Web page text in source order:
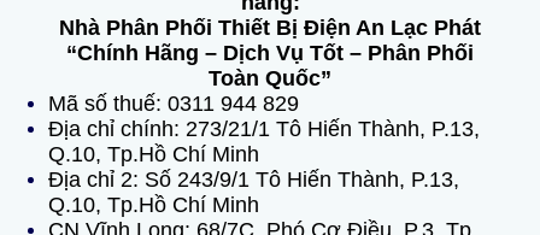
Nhà Phân Phối Thiết Bị Điện An Lạc Phát
“Chính Hãng – Dịch Vụ Tốt – Phân Phối
Toàn Quốc”
Mã số thuế: 0311 944 829
Địa chỉ chính: 273/21/1 Tô Hiến Thành, P.13,
Q.10, Tp.Hồ Chí Minh
Địa chỉ 2: Số 243/9/1 Tô Hiến Thành, P.13,
Q.10, Tp.Hồ Chí Minh
CN Vĩnh Long: 68/7C, Phó Cơ Điều, P.3, Tp.